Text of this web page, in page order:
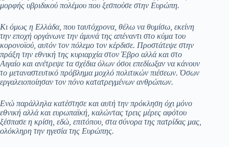
μορφής υβριδικού πολέμου που ξεσπούσε στην Ευρώπη.
Κι όμως η Ελλάδα, που ταυτόχρονα, θέλω να θυμίσω, εκείνη
την εποχή οργάνωνε την άμυνά της απέναντι στο κύμα του
κορονοϊού, αυτόν τον πόλεμο τον κέρδισε. Προστάτεψε στην
πράξη την εθνική της κυριαρχία στον Έβρο αλλά και στο
Αιγαίο και ανέτρεψε τα σχέδια όλων όσοι επεδίωξαν να κάνουν
το μεταναστευτικό πρόβλημα μοχλό πολιτικών πιέσεων. Όσων
εργαλειοποίησαν τον πόνο κατατρεγμένων ανθρώπων.
Ενώ παράλληλα κατέστησε και αυτή την πρόκληση όχι μόνο
εθνική αλλά και ευρωπαϊκή, καλώντας τρεις μέρες αφότου
ξέσπασε η κρίση, εδώ, επιτόπου, στα σύνορα της πατρίδας μας,
ολόκληρη την ηγεσία της Ευρώπης.